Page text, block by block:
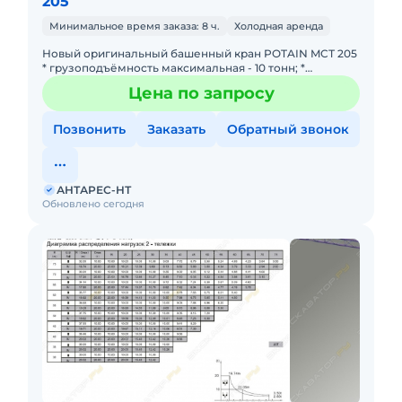
Минимальное время заказа: 8 ч. Холодная аренда
Новый оригинальный башенный кран POTAIN MCТ 205
* грузоподъёмность максимальная - 10 тонн; *
грузоподъёмность на конце стрелы - 1,75 тонны;
Способ перемещениЦена по запросу
Позвонить Заказать Обратный звонок
Обновлено сегодня
АНТАРЕС-НТ